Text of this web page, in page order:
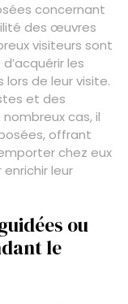
concernant
des œuvres
visiteurs sont
les
de leur visite.
et des
cas, il
offrant
chez eux
leur
ou
le